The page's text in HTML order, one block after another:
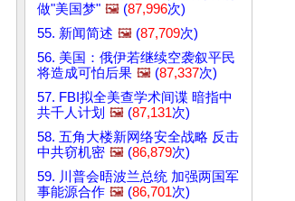
做"美国梦" 🖼️ (87,996次)
55. 新闻简述 🖼️ (87,709次)
56. 美国：俄伊若继续空袭叙平民
将造成可怕后果 🖼️ (87,337次)
57. FBI拟全美查学术间谍 暗指中
共千人计划 🖼️ (87,131次)
58. 五角大楼新网络安全战略 反击
中共窃机密 🖼️ (86,879次)
59. 川普会晤波兰总统 加强两国军
事能源合作 🖼️ (86,701次)